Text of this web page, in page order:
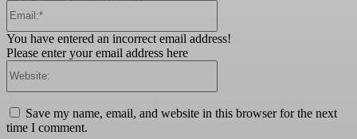
You have entered an incorrect email address!
Please enter your email address here
Save my name, email, and website in this browser for the next
time I comment.